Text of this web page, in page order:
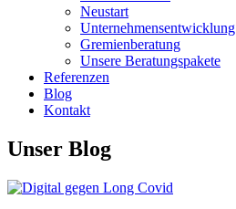
Neustart
Unternehmensentwicklung
Gremienberatung
Unsere Beratungspakete
Referenzen
Blog
Kontakt
Unser Blog